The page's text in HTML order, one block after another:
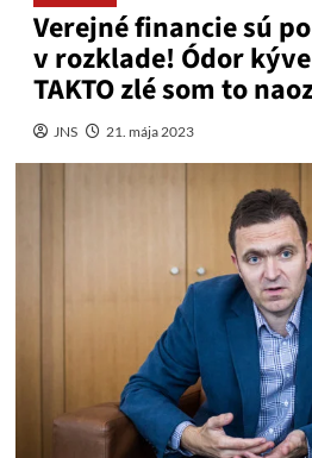
Verejné financie sú
v rozklade! Ódor
TAKTO zlé som to
JNS 21. mája 2023